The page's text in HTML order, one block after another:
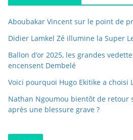
Aboubakar Vincent sur le point de
Didier Lamkel Zé illumine la Super
Ballon d’or 2025, les grandes
encensent Dembelé
Voici pourquoi Hugo Ekitike a choisi
Nathan Ngoumou bientôt de retour
après une blessure grave ?